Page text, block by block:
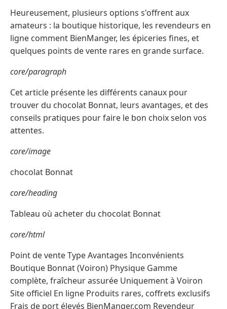
Heureusement, plusieurs options s'offrent aux
amateurs : la boutique historique, les revendeurs en
ligne comment BienManger, les épiceries fines, et
quelques points de vente rares en grande surface.
core/paragraph
Cet article présente les différents canaux pour
trouver du chocolat Bonnat, leurs avantages, et des
conseils pratiques pour faire le bon choix selon vos
attentes.
core/image
chocolat Bonnat
core/heading
Tableau où acheter du chocolat Bonnat
core/html
Point de vente Type Avantages Inconvénients
Boutique Bonnat (Voiron) Physique Gamme
complète, fraîcheur assurée Uniquement à Voiron
Site officiel En ligne Produits rares, coffrets exclusifs
Frais de port élevés BienManger.com Revendeur